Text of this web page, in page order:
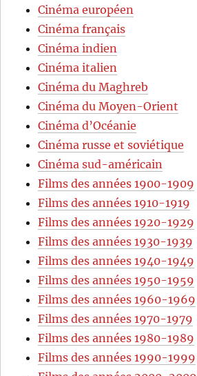
Cinéma européen
Cinéma français
Cinéma indien
Cinéma italien
Cinéma du Maghreb
Cinéma du Moyen-Orient
Cinéma d’Océanie
Cinéma russe et soviétique
Cinéma sud-américain
Films des années 1900-1909
Films des années 1910-1919
Films des années 1920-1929
Films des années 1930-1939
Films des années 1940-1949
Films des années 1950-1959
Films des années 1960-1969
Films des années 1970-1979
Films des années 1980-1989
Films des années 1990-1999